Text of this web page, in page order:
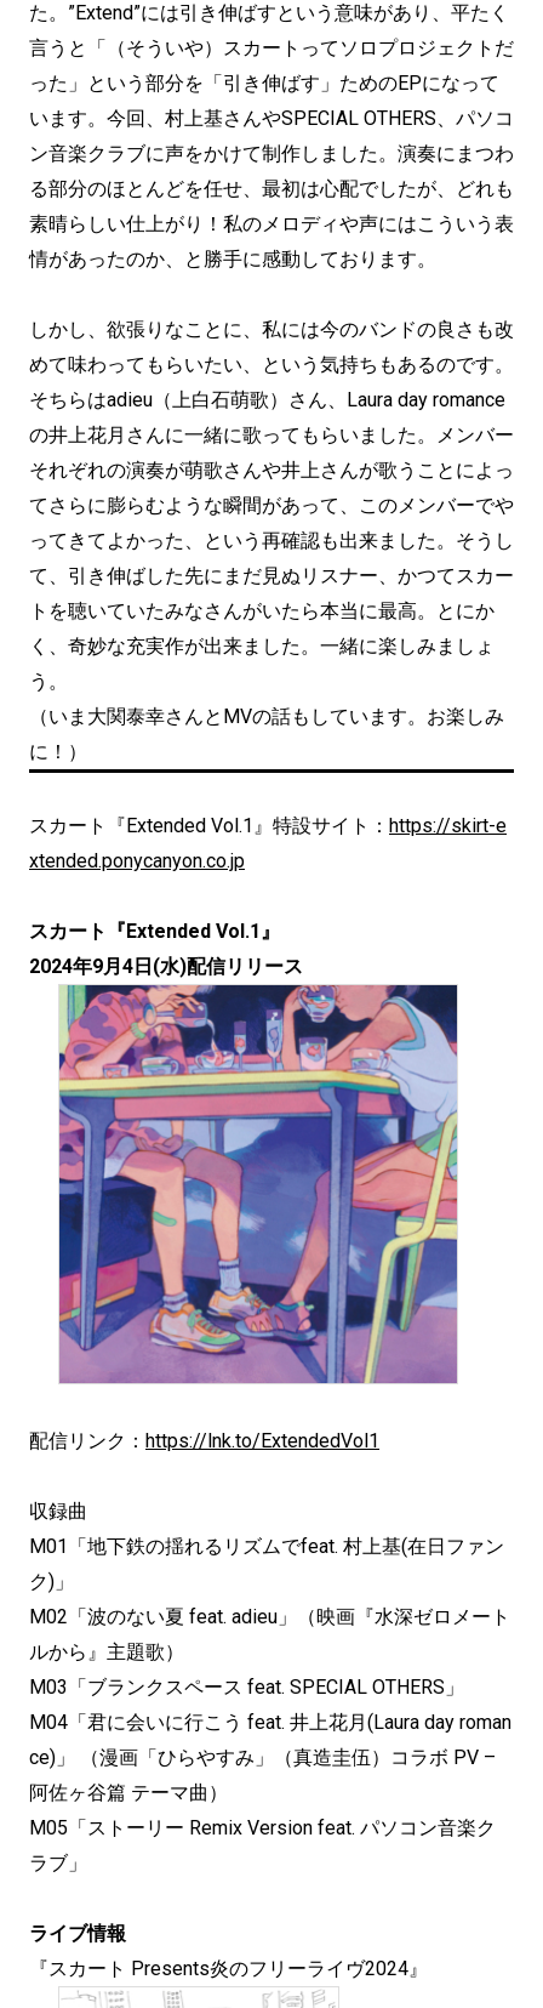
た。”Extend”には引き伸ばすという意味があり、平たく
言うと「（そういや）スカートってソロプロジェクトだ
った」という部分を「引き伸ばす」ためのEPになって
います。今回、村上基さんやSPECIAL OTHERS、パソコ
ン音楽クラブに声をかけて制作しました。演奏にまつわ
る部分のほとんどを任せ、最初は心配でしたが、どれも
素晴らしい仕上がり！私のメロディや声にはこういう表
情があったのか、と勝手に感動しております。
しかし、欲張りなことに、私には今のバンドの良さも改
めて味わってもらいたい、という気持ちもあるのです。
そちらはadieu（上白石萌歌）さん、Laura day romance
の井上花月さんに一緒に歌ってもらいました。メンバー
それぞれの演奏が萌歌さんや井上さんが歌うことによっ
てさらに膨らむような瞬間があって、このメンバーでや
ってきてよかった、という再確認も出来ました。そうし
て、引き伸ばした先にまだ見ぬリスナー、かつてスカー
トを聴いていたみなさんがいたら本当に最高。とにか
く、奇妙な充実作が出来ました。一緒に楽しみましょ
う。
（いま大関泰幸さんとMVの話もしています。お楽しみ
に！）
スカート『Extended Vol.1』特設サイト： https://skirt-e
xtended.ponycanyon.co.jp
スカート『Extended Vol.1』
2024年9月4日(水)配信リリース
配信リンク： https://lnk.to/ExtendedVol1
収録曲
M01「地下鉄の揺れるリズムでfeat. 村上基(在日ファン
ク)」
M02「波のない夏 feat. adieu」（映画『水深ゼロメート
ルから』主題歌）
M03「ブランクスペース feat. SPECIAL OTHERS」
M04「君に会いに行こう feat. 井上花月(Laura day roman
ce)」 （漫画「ひらやすみ」（真造圭伍）コラボ PV –
阿佐ヶ谷篇 テーマ曲）
M05「ストーリー Remix Version feat. パソコン音楽ク
ラブ」
ライブ情報
『スカート Presents炎のフリーライヴ2024』